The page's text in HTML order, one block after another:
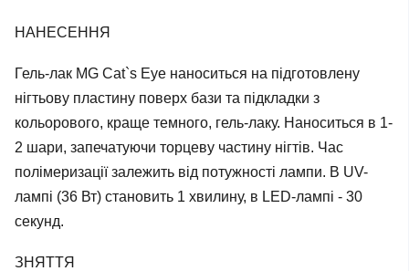
НАНЕСЕННЯ
Гель-лак MG Cat`s Eye наноситься на підготовлену
нігтьову пластину поверх бази та підкладки з
кольорового, краще темного, гель-лаку. Наноситься в 1-
2 шари, запечатуючи торцеву частину нігтів. Час
полімеризації залежить від потужності лампи. В UV-
лампі (36 Вт) становить 1 хвилину, в LED-лампі - 30
секунд.
ЗНЯТТЯ